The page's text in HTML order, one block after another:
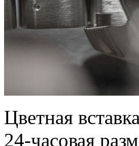
Цветная
24-часовая